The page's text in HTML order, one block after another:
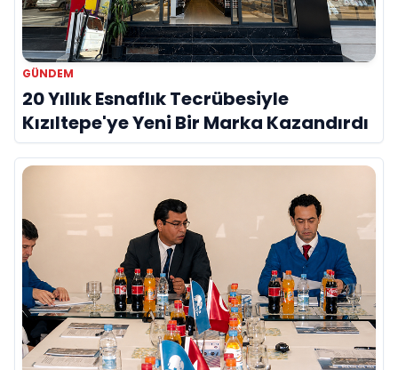
GÜNDEM
20 Yıllık Esnaflık Tecrübesiyle
Kızıltepe'ye Yeni Bir Marka Kazandırdı